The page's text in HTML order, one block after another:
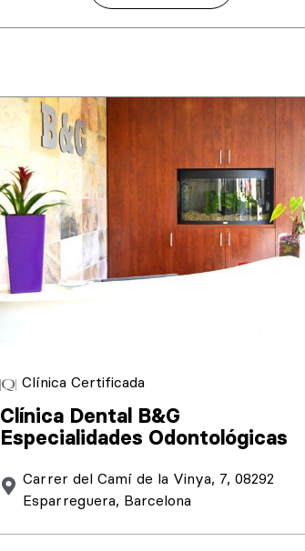
Clínica Certificada
Clínica Dental B&G
Especialidades Odontológicas
Carrer del Camí de la Vinya, 7, 08292
Esparreguera, Barcelona